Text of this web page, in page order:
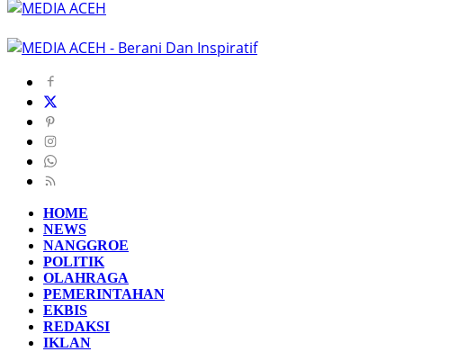
HOME
NEWS
NANGGROE
POLITIK
OLAHRAGA
PEMERINTAHAN
EKBIS
REDAKSI
IKLAN